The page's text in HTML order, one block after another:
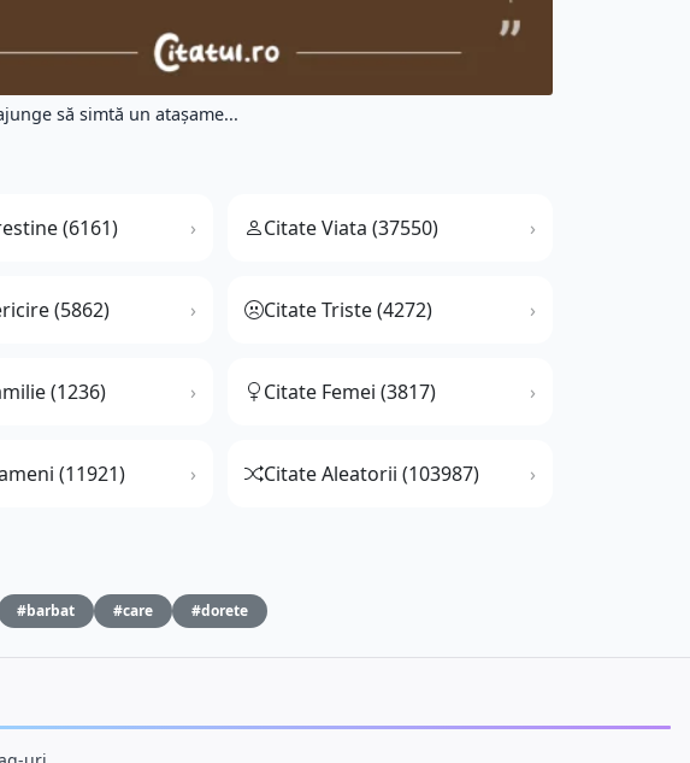
să simtă un atașame...
(6161) Citate Viata (37550)
(5862) Citate Triste (4272)
(1236) Citate Femei (3817)
(11921) Citate Aleatorii (103987)
#barbat #care #dorete